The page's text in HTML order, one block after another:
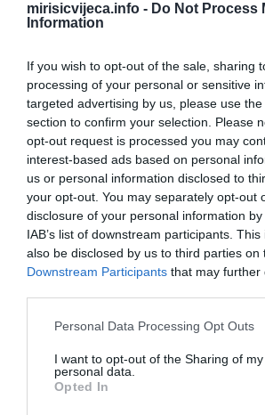
mirisicvijeca.info - Do Not Process
Information
If you wish to opt-out of the sale, sharing
processing of your personal or sensitive
targeted advertising by us, please use
section to confirm your selection. Please
opt-out request is processed you may
interest-based ads based on personal
us or personal information disclosed to
your opt-out. You may separately opt-out
disclosure of your personal information
IAB’s list of downstream participants.
also be disclosed by us to third parties on
Downstream Participants that may further
Please note that this website/app uses
not limited to your visit or usage
grant or deny consent to Google and its
use your data for below specified
Personal Data Processing Opt Outs
I want to opt-out of the Sharing of my
personal data.
Opted In
Ako ste slobodni, astrologinja savjetuje da
„Rak vlada domom i obitelji, pa se družite s
organizirajte kućna okupljanja, pozovite
pripremite poseban obrok. Time stvarate
ljubav.“
Ipak, upozorava da će retrogradni Merkur od
srpnja/jula donijeti određene komplikacije.
bivših partnera, obnavljanje starih
komunikaciji.
zapisano u zvijezdama.
Za ozbiljnije korake u vezi ili partnerstvu
nakon 11. kolovoza/avgusta, kada Mars